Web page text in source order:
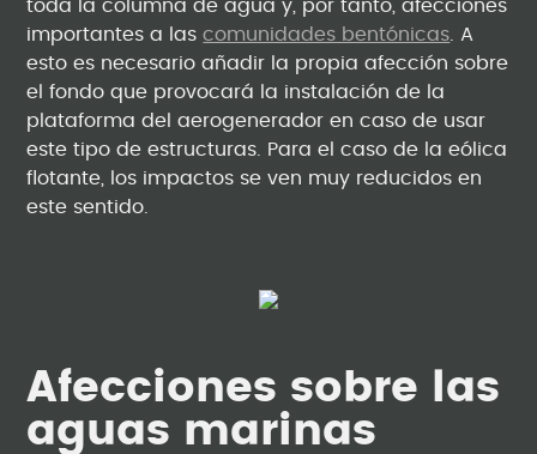
toda la columna de agua y, por tanto, afecciones
importantes a lascomunidades bentónicas . A
esto es necesario añadir la propia afección sobre
el fondo que provocará la instalación de la
plataforma del aerogenerador en caso de usar
este tipo de estructuras. Para el caso de la eólica
flotante, los impactos se ven muy reducidos en
este sentido.
Afecciones sobre las
aguas marinas